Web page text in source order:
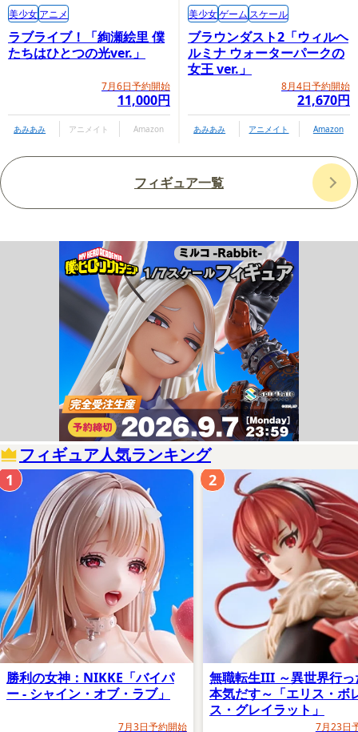
ラブライブ！「絢瀬絵里 僕
たちはひとつの光ver.」
7月6日予約開始
11,000円
美少女アニメ
あみあみ アニメイト Amazon
ブラウンダスト2「ウィルヘ
ルミナ ウォーターパークの
女王 ver.」
8月4日予約開始
21,670円
美少女ゲーム スケール
あみあみ アニメイト Amazon
フィギュア一覧
フィギュア人気ランキング
勝利の女神：NIKKE「バイパ
ー - シャイン・オブ・ラブ」
7月3日予約開始
1
無職転生III ～異世界行っ
本気だす～「エリス・ボ
ス・グレイラット」
7月23日
2